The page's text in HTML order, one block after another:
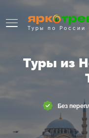
Туры по России
Туры из
Без